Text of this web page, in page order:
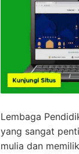
Lembaga
yang sangat
mulia dan